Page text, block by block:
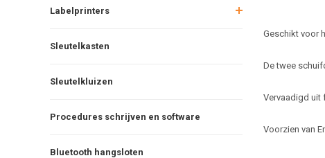
Labelprinters
Sleutelkasten
Sleutelkluizen
Procedures schrijven en software
Bluetooth hangsloten
Geschikt voor
De twee
Vervaadigd uit
Voorzien van